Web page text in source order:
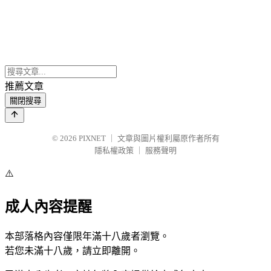
推薦文章
關閉搜尋
© 2026 PIXNET
文章與圖片權利屬原作者所有
隱私權政策
服務聲明
⚠️
成人內容提醒
本部落格內容僅限年滿十八歲者瀏覽。
若您未滿十八歲，請立即離開。